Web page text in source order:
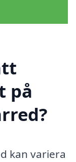
på
kan variera